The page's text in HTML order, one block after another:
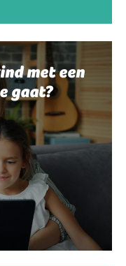
met een
gaat?